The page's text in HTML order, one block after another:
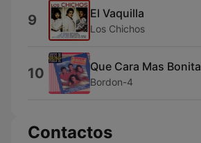
9 El Vaquilla
Los Chichos
10 Que Cara Mas Bonita
Bordon-4
Contactos